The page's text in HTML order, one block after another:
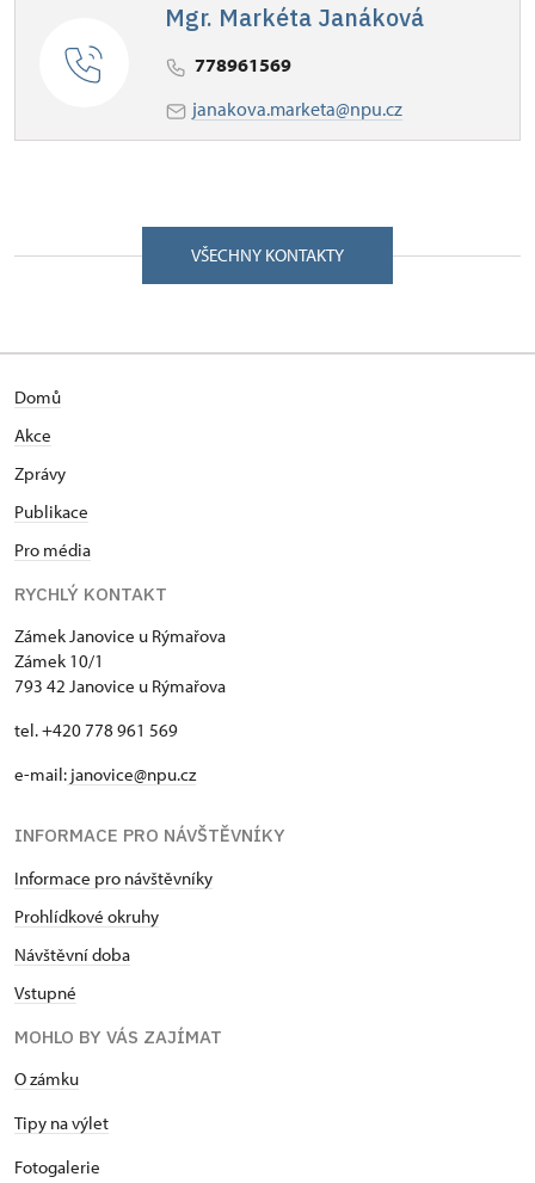
Mgr. Markéta Janáková
778961569
janakova.marketa@npu.cz
VŠECHNY KONTAKTY
Domů
Akce
Zprávy
Publikace
Pro média
RYCHLÝ KONTAKT
Zámek Janovice u Rýmařova
Zámek 10/1
793 42 Janovice u Rýmařova
tel. +420 778 961 569
e-mail: janovice@npu.cz
INFORMACE PRO NÁVŠTĚVNÍKY
Informace pro návštěvníky
Prohlídkové okruhy
Návštěvní doba
Vstupné
MOHLO BY VÁS ZAJÍMAT
O zámku
Tipy na výlet
Fotogalerie